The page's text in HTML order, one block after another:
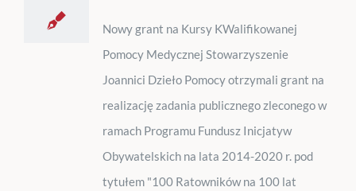
Nowy grant na Kursy KWalifikowanej
Pomocy Medycznej Stowarzyszenie
Joannici Dzieło Pomocy otrzymali grant na
realizację zadania publicznego zleconego w
ramach Programu Fundusz Inicjatyw
Obywatelskich na lata 2014-2020 r. pod
tytułem "100 Ratowników na 100 lat